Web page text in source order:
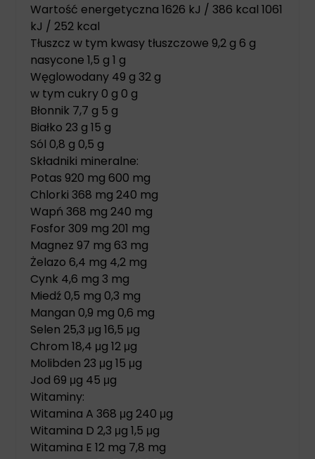
Wartość energetyczna 1626 kJ / 386 kcal 1061
kJ / 252 kcal
Tłuszcz w tym kwasy tłuszczowe 9,2 g 6 g
nasycone 1,5 g 1 g
Węglowodany 49 g 32 g
w tym cukry 0 g 0 g
Błonnik 7,7 g 5 g
Białko 23 g 15 g
Sól 0,8 g 0,5 g
Składniki mineralne:
Potas 920 mg 600 mg
Chlorki 368 mg 240 mg
Wapń 368 mg 240 mg
Fosfor 309 mg 201 mg
Magnez 97 mg 63 mg
Żelazo 6,4 mg 4,2 mg
Cynk 4,6 mg 3 mg
Miedź 0,5 mg 0,3 mg
Mangan 0,9 mg 0,6 mg
Selen 25,3 μg 16,5 μg
Chrom 18,4 μg 12 μg
Molibden 23 μg 15 μg
Jod 69 μg 45 μg
Witaminy:
Witamina A 368 μg 240 μg
Witamina D 2,3 μg 1,5 μg
Witamina E 12 mg 7,8 mg